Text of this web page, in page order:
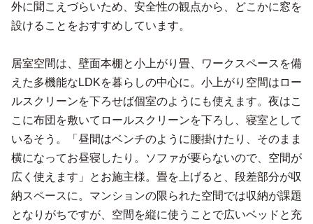
外に聞こえづらいため、安全性の観点から、どこかに窓を
設けることをおすすめしています。
居室空間は、壁面本棚と小上がり畳、ワークスペースを備
えた多機能なLDKを暮らしの中心に。小上がり空間はロー
ルスクリーンを下ろせば個室のようにも使えます。夜はこ
こに布団を敷いてロールスクリーンを下ろし、寝室として
いるそう。「昼間はベンチのように腰掛けたり、そのまま
横になってお昼寝したり。ソファが要らないので、空間が
広く使えます」とお施主様。畳を上げると、段差部分が収
納スペースに。マンションの限られた空間では収納が課題
となりがちですが、空間を縦に使うことで広いベッドと充